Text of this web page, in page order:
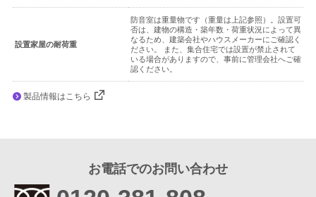
メールでのお問い合わせ
メールフォーム
よくあるご質問はこちら
設置家屋の耐荷重
防音室は重量物です（重量は上記参照）。設置可
否は、建物の構造・築年数・荷重状況によって異
なるため、建築会社やハウスメーカーにご確認く
ださい。 また、集合住宅では設置が禁止されて
いる場合がありますので、事前に管理会社へご確
認ください。
製品情報はこちら
お電話でのお問い合わせ